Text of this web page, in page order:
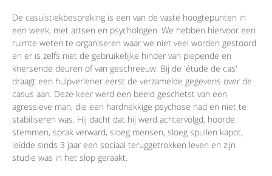
De casuïstiekbespreking is een van de vaste hoogtepunten in
een week, met artsen en psychologen. We hebben hiervoor een
ruimte weten te organiseren waar we niet veel worden gestoord
en er is zelfs niet de gebruikelijke hinder van piepende en
knersende deuren of van geschreeuw. Bij de 'étude de cas'
draagt een hulpverlener eerst de verzamelde gegevens over de
casus aan. Deze keer werd een beeld geschetst van een
agressieve man, die een hardnekkige psychose had en niet te
stabiliseren was. Hij dacht dat hij werd achtervolgd, hoorde
stemmen, sprak verward, sloeg mensen, sloeg spullen kapot,
leidde sinds 3 jaar een sociaal teruggetrokken leven en zijn
studie was in het slop geraakt.